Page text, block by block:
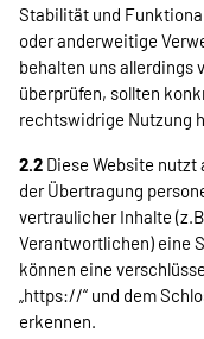
Stabilität und
oder anderweitige
behalten uns allerdings
überprüfen, sollten
rechtswidrige Nutzung
2.2 Diese Website
der Übertragung
vertraulicher Inhalte
Verantwortlichen) eine
können eine
„https://“ und dem
erkennen.